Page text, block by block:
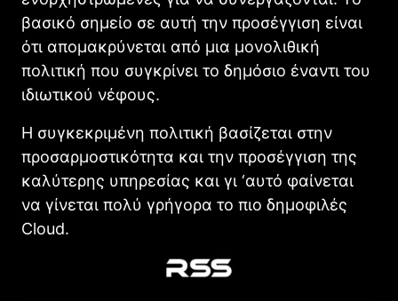
βασικό σημείο σε αυτή την προσέγγιση είναι
ότι απομακρύνεται από μια μονολιθική
πολιτική που συγκρίνει το δημόσιο έναντι του
ιδιωτικού νέφους.
Η συγκεκριμένη πολιτική βασίζεται στην
προσαρμοστικότητα και την προσέγγιση της
καλύτερης υπηρεσίας και γι ‘αυτό φαίνεται
να γίνεται πολύ γρήγορα το πιο δημοφιλές
Clοud.